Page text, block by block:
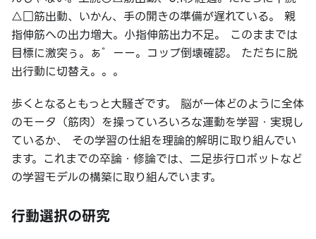
△□筋出動、いかん、手の開きの準備が遅れている。 親
指伸筋への出力増大。小指伸筋出力不足。 このままでは
目標に激突ぅ。ぁ゛ーー。コップ倒壊確認。 ただちに脱
出行動に切替え。。。
歩くとなるともっと大騒ぎです。 脳が一体どのように全体
のモータ（筋肉）を操っていろいろな運動を学習・実現し
ているか、 その学習の仕組を理論的解明に取り組んでい
ます。これまでの卒論・修論では、二足歩行ロボットなど
の学習モデルの構築に取り組んでいます。
行動選択の研究